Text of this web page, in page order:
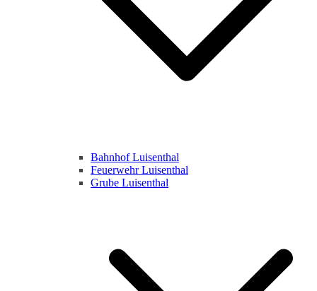
Bahnhof Luisenthal
Feuerwehr Luisenthal
Grube Luisenthal